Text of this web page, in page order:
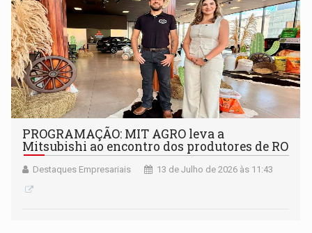
PROGRAMAÇÃO: MIT AGRO leva a
Mitsubishi ao encontro dos produtores de RO
Destaques Empresariais 13 de Julho de 2026 às 11:43